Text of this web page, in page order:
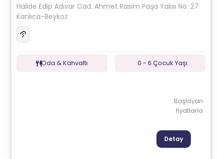
Halide Edip Adıvar Cad. Ahmet Rasim Paşa Yalısı No: 27
Kanlıca-Beykoz
Oda & Kahvaltı 0 - 6 Çocuk Yaşı
Başlayan
fiyatlarla
Detay